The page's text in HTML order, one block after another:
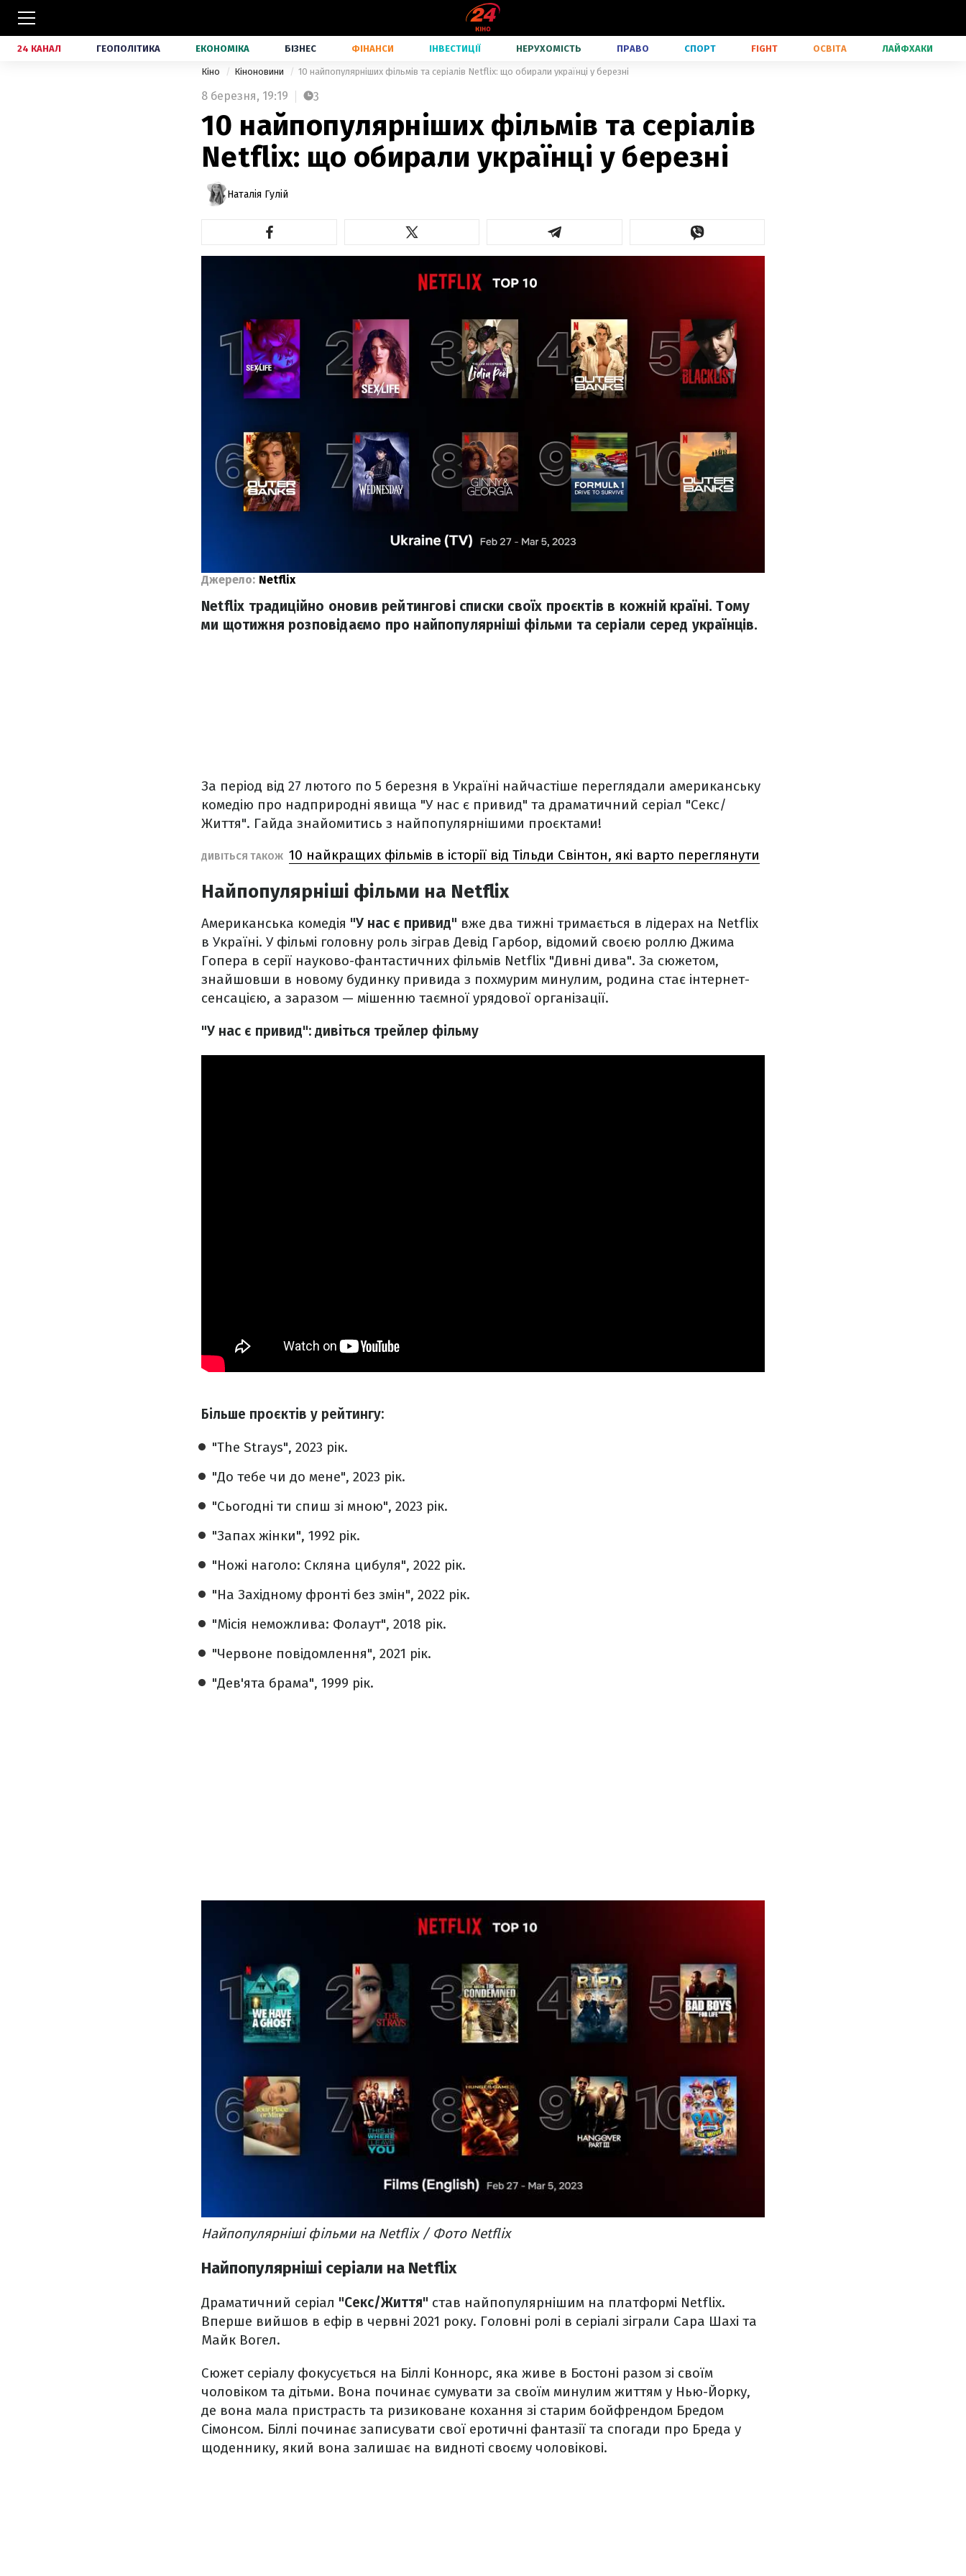
24 КАНАЛ ГЕОПОЛІТИКА ЕКОНОМІКА БІЗНЕС ФІНАНСИ ІНВЕСТИЦІЇ НЕРУХОМІСТЬ ПРАВО СПОРТ FIGHT ОСВІТА ЛАЙФХАКИ
Кіно Кіноновини 10 найпопулярніших фільмів та серіалів Netflix: що обирали українці у березні
8 березня, 19:19 3
10 найпопулярніших фільмів та серіалів
Netflix: що обирали українці у березні
Наталія Гулій
Джерело: Netflix
Netflix традиційно оновив рейтингові списки своїх проєктів в кожній країні. Тому
ми щотижня розповідаємо про найпопулярніші фільми та серіали серед українців.
За період від 27 лютого по 5 березня в Україні найчастіше переглядали американську
комедію про надприродні явища "У нас є привид" та драматичний серіал "Секс/
Життя". Гайда знайомитись з найпопулярнішими проєктами!
ДИВІТЬСЯ ТАКОЖ 10 найкращих фільмів в історії від Тільди Свінтон, які варто переглянути
Найпопулярніші фільми на Netflix
Американська комедія "У нас є привид" вже два тижні тримається в лідерах на Netflix
в Україні. У фільмі головну роль зіграв Девід Гарбор, відомий своєю роллю Джима
Гопера в серії науково-фантастичних фільмів Netflix "Дивні дива". За сюжетом,
знайшовши в новому будинку привида з похмурим минулим, родина стає інтернет-
сенсацією, а заразом — мішенню таємної урядової організації.
"У нас є привид": дивіться трейлер фільму
Більше проєктів у рейтингу:
"The Strays", 2023 рік.
"До тебе чи до мене", 2023 рік.
"Сьогодні ти спиш зі мною", 2023 рік.
"Запах жінки", 1992 рік.
"Ножі наголо: Скляна цибуля", 2022 рік.
"На Західному фронті без змін", 2022 рік.
"Місія неможлива: Фолаут", 2018 рік.
"Червоне повідомлення", 2021 рік.
"Дев'ята брама", 1999 рік.
Найпопулярніші фільми на Netflix / Фото Netflix
Найпопулярніші серіали на Netflix
Драматичний серіал "Секс/Життя" став найпопулярнішим на платформі Netflix.
Вперше вийшов в ефір в червні 2021 року. Головні ролі в серіалі зіграли Сара Шахі та
Майк Вогел.
Сюжет серіалу фокусується на Біллі Коннорс, яка живе в Бостоні разом зі своїм
чоловіком та дітьми. Вона починає сумувати за своїм минулим життям у Нью-Йорку,
де вона мала пристрасть та ризиковане кохання зі старим бойфрендом Бредом
Сімонсом. Біллі починає записувати свої еротичні фантазії та спогади про Бреда у
щоденнику, який вона залишає на видноті своєму чоловікові.